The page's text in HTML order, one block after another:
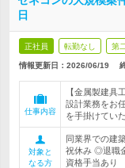
日
正社員 転勤なし 第
情報更新日：2026/06/19
仕事内容
【金属製建具
設計業務をお
を手掛けてい
対象と
なる方
同業界での建
祝休み ◎退職
資格手当あり